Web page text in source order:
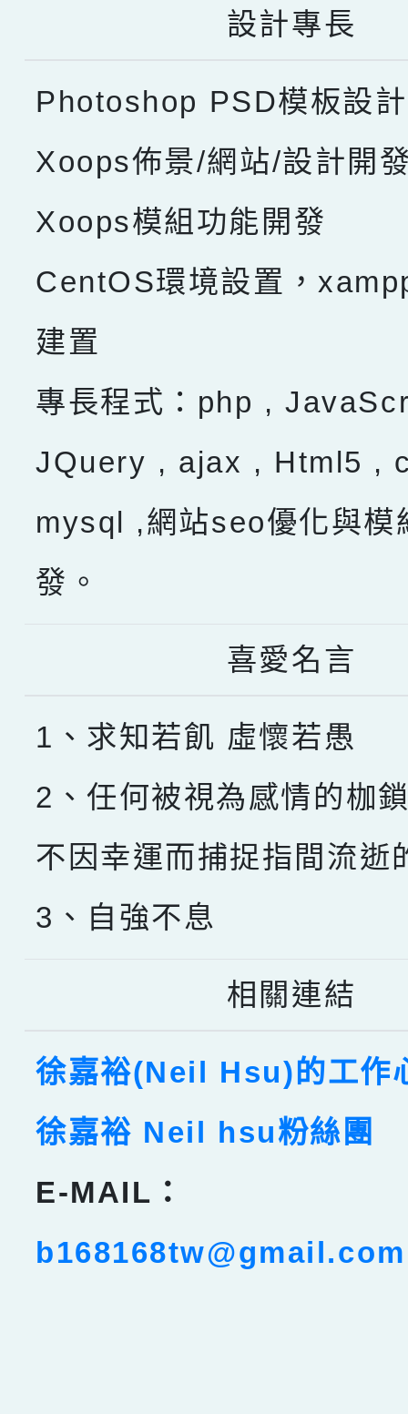
設計專長
Photoshop PSD模板設計
Xoops佈景/網站/設計開
Xoops模組功能開發
CentOS環境設置，
建置
專長程式：php ,
JQuery , ajax , Html5 ,
mysql ,網站seo優化與模
發。
喜愛名言
1、求知若飢 虛懷若愚
2、任何被視為感情的枷
不因幸運而捕捉指間流逝
3、自強不息
相關連結
徐嘉裕(Neil Hsu)的工作
徐嘉裕 Neil hsu粉絲團
E-MAIL：
b168168tw@gmail.com